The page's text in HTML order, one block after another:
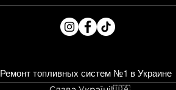
Ремонт топливных систем №1 в Украине